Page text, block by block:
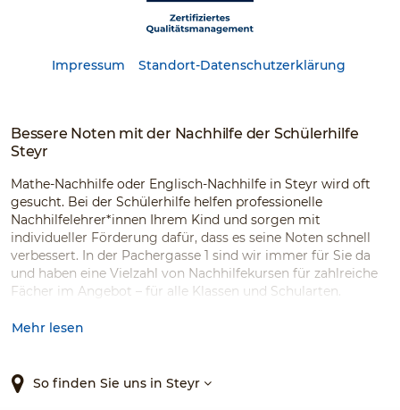
Impressum Standort-Datenschutzerklärung
Bessere Noten mit der Nachhilfe der Schülerhilfe
Steyr
Mathe-Nachhilfe oder Englisch-Nachhilfe in Steyr wird oft
gesucht. Bei der Schülerhilfe helfen professionelle
Nachhilfelehrer*innen Ihrem Kind und sorgen mit
individueller Förderung dafür, dass es seine Noten schnell
verbessert. In der Pachergasse 1 sind wir immer für Sie da
und haben eine Vielzahl von Nachhilfekursen für zahlreiche
Fächer im Angebot – für alle Klassen und Schularten.
Nachhilfeinstitut!
Mehr lesen
So finden Sie uns in Steyr